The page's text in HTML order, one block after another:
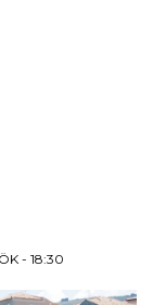
- 18:30